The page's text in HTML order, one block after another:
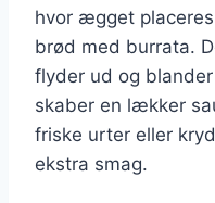
hvor ægget
brød med burrata.
flyder ud og
skaber en lækker
friske urter eller
ekstra smag.